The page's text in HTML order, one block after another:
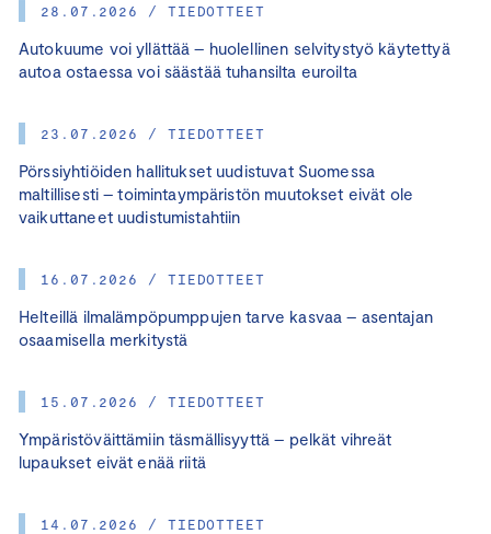
28.07.2026 / TIEDOTTEET
Autokuume voi yllättää – huolellinen selvitystyö käytettyä
autoa ostaessa voi säästää tuhansilta euroilta
23.07.2026 / TIEDOTTEET
Pörssiyhtiöiden hallitukset uudistuvat Suomessa
maltillisesti – toimintaympäristön muutokset eivät ole
vaikuttaneet uudistumistahtiin
16.07.2026 / TIEDOTTEET
Helteillä ilmalämpöpumppujen tarve kasvaa – asentajan
osaamisella merkitystä
15.07.2026 / TIEDOTTEET
Ympäristöväittämiin täsmällisyyttä – pelkät vihreät
lupaukset eivät enää riitä
14.07.2026 / TIEDOTTEET